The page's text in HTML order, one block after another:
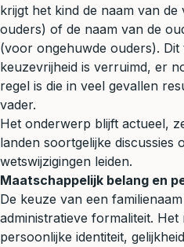
krijgt het kind de naam van
ouders) of de naam van de
(voor ongehuwde ouders).
keuzevrijheid is verruimd, er
regel is die in veel gevallen
vader.
Het onderwerp blijft actueel,
landen soortgelijke discussies
wetswijzigingen leiden.
Maatschappelijk belang en
De keuze van een
administratieve formaliteit.
persoonlijke identiteit,